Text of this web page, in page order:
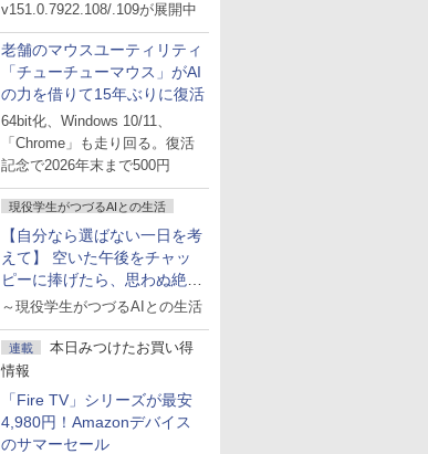
v151.0.7922.108/.109が展開中
老舗のマウスユーティリティ
「チューチューマウス」がAI
の力を借りて15年ぶりに復活
64bit化、Windows 10/11、
「Chrome」も走り回る。復活
記念で2026年末まで500円
現役学生がつづるAIとの生活
【自分なら選ばない一日を考
えて】 空いた午後をチャッ
ピーに捧げたら、思わぬ絶景
に出会った話
～現役学生がつづるAIとの生活
連載
本日みつけたお買い得
情報
「Fire TV」シリーズが最安
4,980円！Amazonデバイス
のサマーセール